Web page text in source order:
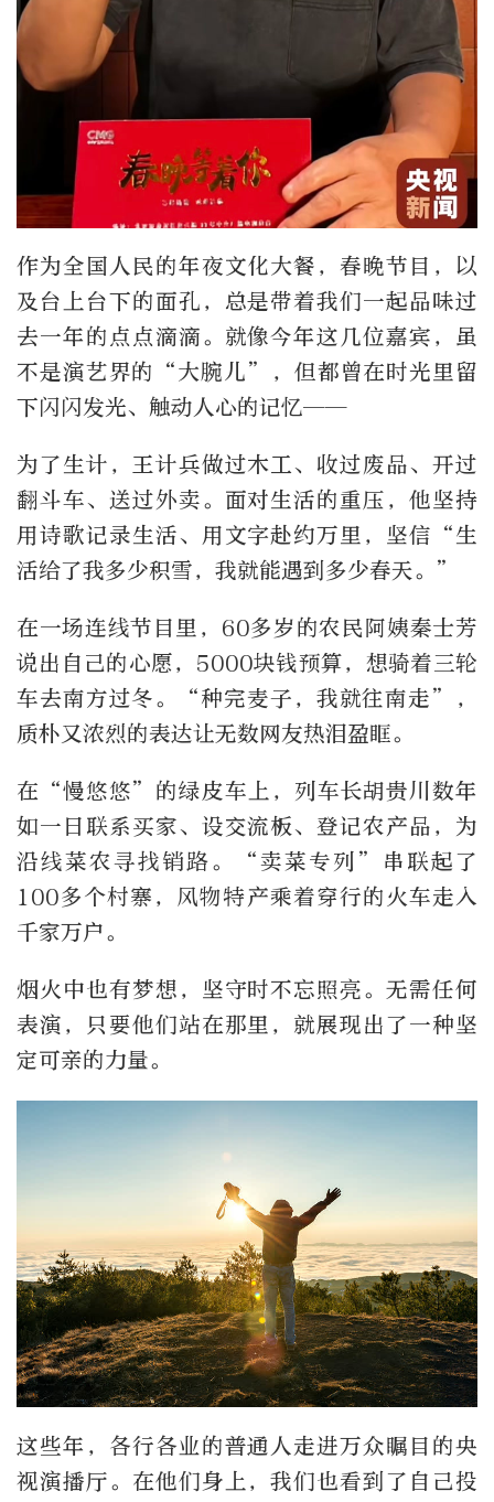
作为全国人民的年夜文化大餐，春晚节目，以
及台上台下的面孔，总是带着我们一起品味过
去一年的点点滴滴。就像今年这几位嘉宾，虽
不是演艺界的“大腕儿”，但都曾在时光里留
下闪闪发光、触动人心的记忆——
为了生计，王计兵做过木工、收过废品、开过
翻斗车、送过外卖。面对生活的重压，他坚持
用诗歌记录生活、用文字赴约万里，坚信“生
活给了我多少积雪，我就能遇到多少春天。”
在一场连线节目里，60多岁的农民阿姨秦士芳
说出自己的心愿，5000块钱预算，想骑着三轮
车去南方过冬。“种完麦子，我就往南走”，
质朴又浓烈的表达让无数网友热泪盈眶。
在“慢悠悠”的绿皮车上，列车长胡贵川数年
如一日联系买家、设交流板、登记农产品，为
沿线菜农寻找销路。“卖菜专列”串联起了
100多个村寨，风物特产乘着穿行的火车走入
千家万户。
烟火中也有梦想，坚守时不忘照亮。无需任何
表演，只要他们站在那里，就展现出了一种坚
定可亲的力量。
这些年，各行各业的普通人走进万众瞩目的央
视演播厅。在他们身上，我们也看到了自己投